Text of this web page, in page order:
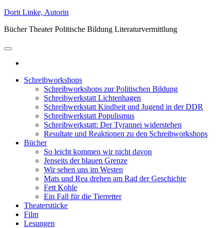
Zum
springen
Dorit Linke, Autorin
Bücher Theater Politische Bildung Literaturvermittlung
Schreibworkshops
Schreibworkshops zur Politischen Bildung
Schreibwerkstatt Lichtenhagen
Schreibwerkstatt Kindheit und Jugend in der DDR
Schreibwerkstatt Populismus
Schreibwerkstatt: Der Tyrannei widerstehen
Resultate und Reaktionen zu den Schreibworkshops
Bücher
So leicht kommen wir nicht davon
Jenseits der blauen Grenze
Wir sehen uns im Westen
Mats und Rea drehen am Rad der Geschichte
Fett Kohle
Ein Fall für die Tierretter
Theaterstücke
Film
Lesungen